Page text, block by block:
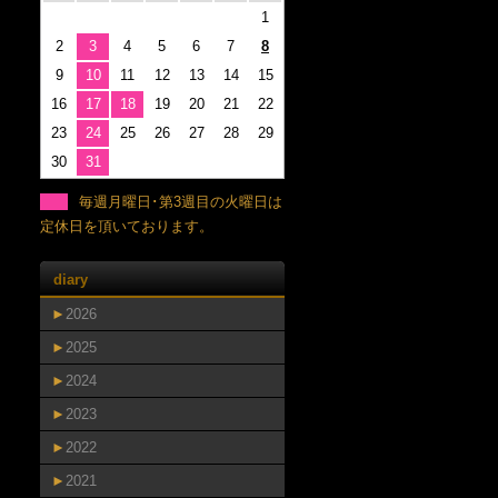
1
2
3 4 5 6 7
8
9
10 11 12 13 14
15
16
17 18 19 20 21
22
23
24 25 26 27 28
29
30
31
毎週月曜日･第3週目の火曜日は
定休日を頂いております。
diary
► 2026
► 2025
► 2024
► 2023
► 2022
► 2021